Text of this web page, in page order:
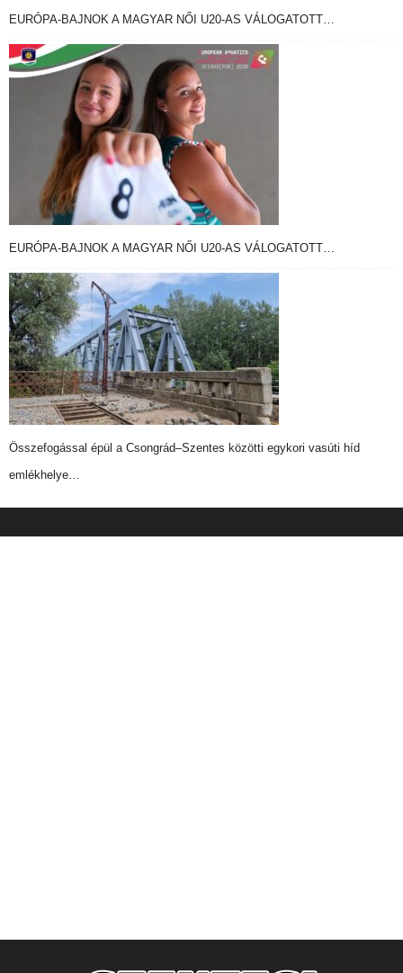
EURÓPA-BAJNOK A MAGYAR NŐI U20-AS VÁLOGATOTT…
EURÓPA-BAJNOK A MAGYAR NŐI U20-AS VÁLOGATOTT…
Összefogással épül a Csongrád–Szentes közötti egykori vasúti híd
emlékhelye…